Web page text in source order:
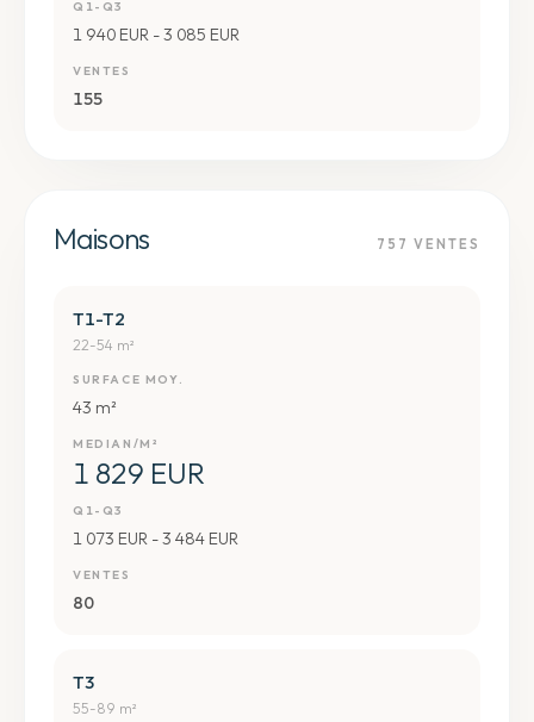
Q1-Q3
1 940 EUR - 3 085 EUR
VENTES
155
Maisons 757 VENTES
T1-T2
22-54 m²
SURFACE MOY.
43 m²
MEDIAN/M²
1 829 EUR
Q1-Q3
1 073 EUR - 3 484 EUR
VENTES
80
T3
55-89 m²